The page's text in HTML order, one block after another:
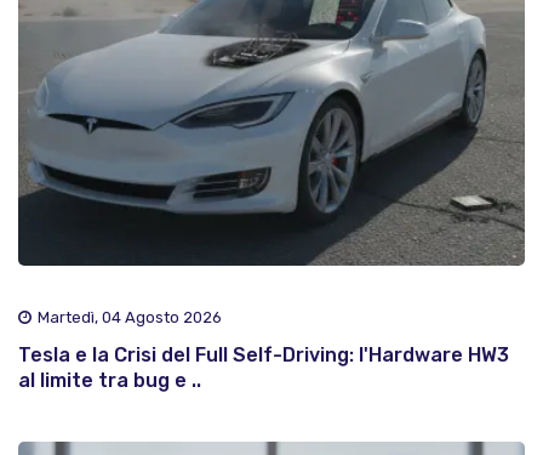
Martedì, 04 Agosto 2026
Tesla e la Crisi del Full Self-Driving: l'Hardware HW3
al limite tra bug e ..